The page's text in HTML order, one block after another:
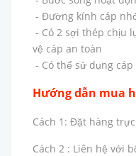
- Đường kính cáp
- Có 2 sợi thép chịu
vệ cáp an toàn
- Có thể sử dụng
Hướng dẫn mua
Cách 1: Đặt hàng
Cách 2 : Liên hệ với